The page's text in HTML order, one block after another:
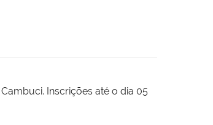
Inscrições até o dia 05